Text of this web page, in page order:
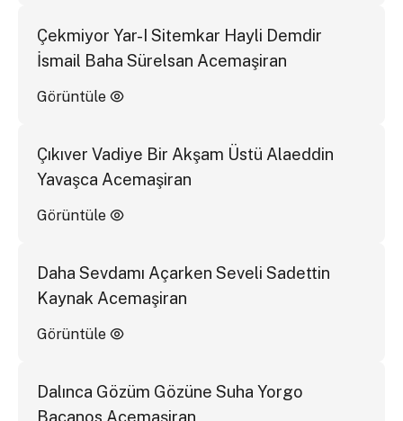
Çekmiyor Yar-I Sitemkar Hayli Demdir
İsmail Baha Sürelsan Acemaşiran
Görüntüle
Çıkıver Vadiye Bir Akşam Üstü Alaeddin
Yavaşca Acemaşiran
Görüntüle
Daha Sevdamı Açarken Seveli Sadettin
Kaynak Acemaşiran
Görüntüle
Dalınca Gözüm Gözüne Suha Yorgo
Bacanos Acemaşiran